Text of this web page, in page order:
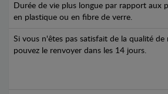
Durée de vie plus longue par rapport aux
en plastique ou en fibre de verre.
Si vous n'êtes pas satisfait de la qualité
pouvez le renvoyer dans les 14 jours.